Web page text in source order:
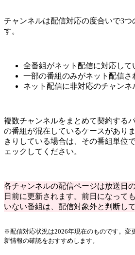
チャンネルは配信対応の度合いで3つ
す。
全番組がネット配信に対応して
一部の番組のみがネット配信さ
ネット配信に非対応のチャンネ
複数チャンネルをまとめて契約する
の番組が混在しているケースがあり
きりしている場合は、その番組単位
ェックしてください。
各チャンネルの配信ページは放送日
日前に更新されます。前日になって
いない番組は、配信対象外と判断し
※配信対応状況は2026年現在のものです。変
新情報の確認をおすすめします。